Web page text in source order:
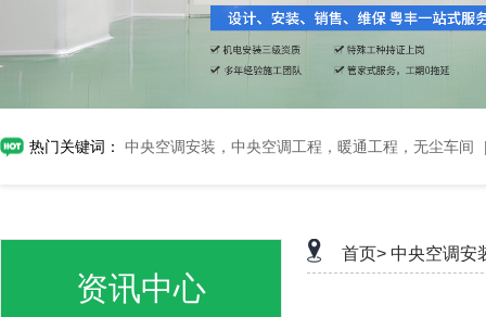
热门关键词： 中央空调安装，中央空调工程，暖通工程，无尘车间
资讯中心
首页> 中央空调安